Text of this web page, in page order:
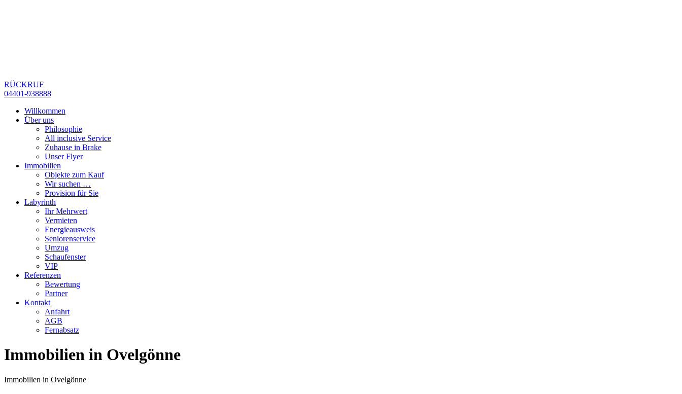
RÜCKRUF
04401-938888
Willkommen
Über uns
Philosophie
All inclusive Service
Zuhause in Brake
Unser Flyer
Immobilien
Objekte zum Kauf
Wir suchen …
Provision für Sie
Labyrinth
Ihr Mehrwert
Vermieten
Energieausweis
Seniorenservice
Umzug
Schaufenster
VIP
Referenzen
Bewertung
Partner
Kontakt
Anfahrt
AGB
Fernabsatz
Immobilien in Ovelgönne
Immobilien in Ovelgönne